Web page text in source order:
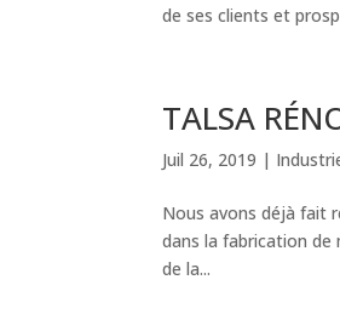
de ses clients et
TALSA
Juil 26, 2019 |
Nous avons déjà fait
dans la fabrication de
de la...